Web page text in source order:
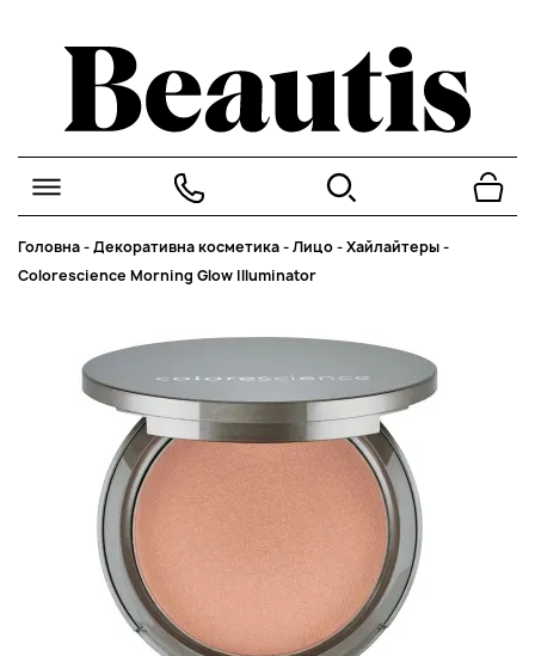
Головна-Декоративна косметика-Лицо-Хайлайтеры-
Colorescience Morning Glow Illuminator